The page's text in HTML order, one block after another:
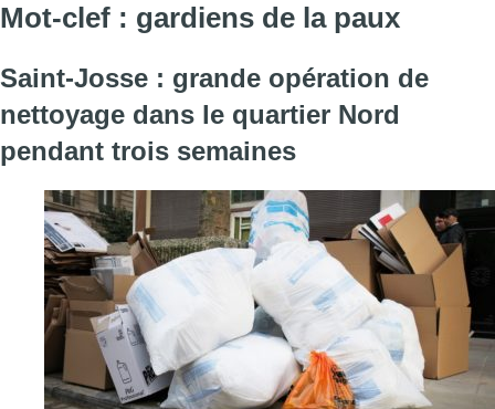
Mot-clef : gardiens de la paux
Saint-Josse : grande opération de
nettoyage dans le quartier Nord
pendant trois semaines